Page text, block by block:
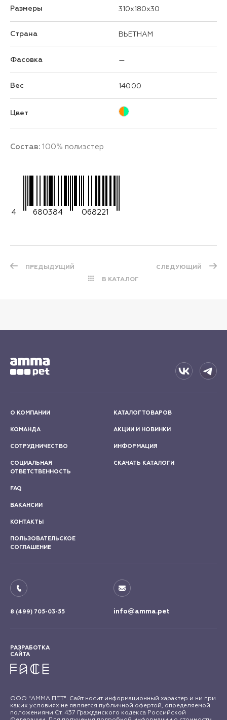
Размеры 310x180x30
Страна ВЬЕТНАМ
Фасовка —
Вес 140.00
Цвет
Состав: 100% полиэстер
4 680384 068221
ПРЕДЫДУЩИЙ
В КАТАЛОГ
СЛЕДУЮЩИЙ
О КОМПАНИИ
КОМАНДА
СОТРУДНИЧЕСТВО
СОЦИАЛЬНАЯ
ОТВЕТСТВЕННОСТЬ
КАТАЛОГ ТОВАРОВ
АКЦИИ И НОВИНКИ
ИНФОРМАЦИЯ
СКАЧАТЬ КАТАЛОГИ
FAQ
ВАКАНСИИ
КОНТАКТЫ
ПОЛЬЗОВАТЕЛЬСКОЕ
СОГЛАШЕНИЕ
8 (499) 705-03-55 info@amma.pet
РАЗРАБОТКА
САЙТА
ООО "АММА ПЕТ". Сайт носит информационный характер и ни при
каких условиях не является публичной офертой, определяемой
положениями Ст. 437 Гражданского кодекса Российской